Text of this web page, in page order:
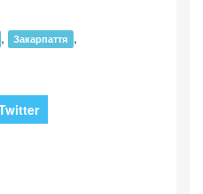
, Закарпаття ,